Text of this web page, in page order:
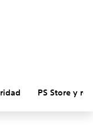
PS Store y